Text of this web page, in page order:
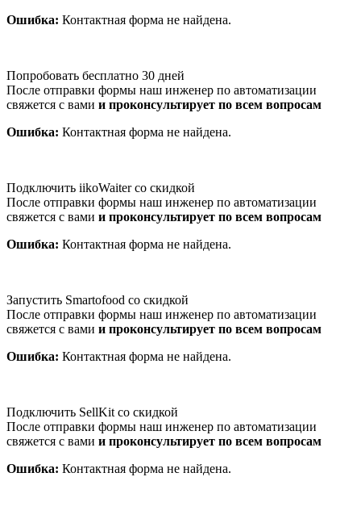
Ошибка: Контактная форма не найдена.
Попробовать бесплатно 30 дней
После отправки формы наш инженер по автоматизации
свяжется с вами и проконсультирует по всем вопросам
Ошибка: Контактная форма не найдена.
Подключить iikoWaiter со скидкой
После отправки формы наш инженер по автоматизации
свяжется с вами и проконсультирует по всем вопросам
Ошибка: Контактная форма не найдена.
Запустить Smartofood со скидкой
После отправки формы наш инженер по автоматизации
свяжется с вами и проконсультирует по всем вопросам
Ошибка: Контактная форма не найдена.
Подключить SellKit со скидкой
После отправки формы наш инженер по автоматизации
свяжется с вами и проконсультирует по всем вопросам
Ошибка: Контактная форма не найдена.